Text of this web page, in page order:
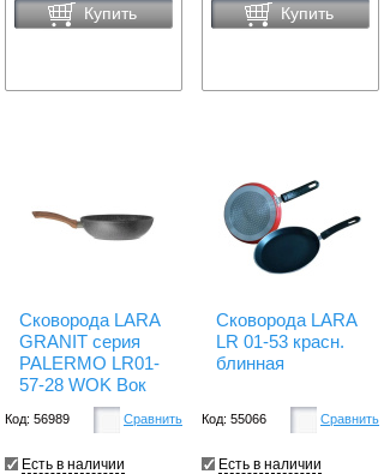
Купить Купить
Сковорода LARA
GRANIT серия
PALERMO LR01-
57-28 WOK Вок
Код: 56989 Сравнить
Есть в наличии
Сковорода LARA
LR 01-53 красн.
блинная
Код: 55066 Сравнить
Есть в наличии